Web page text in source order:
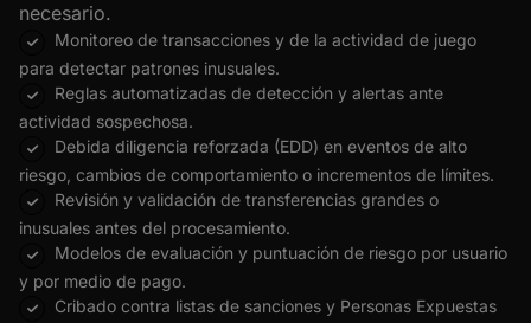
necesario.
Monitoreo de transacciones y de la actividad de juego
para detectar patrones inusuales.
Reglas automatizadas de detección y alertas ante
actividad sospechosa.
Debida diligencia reforzada (EDD) en eventos de alto
riesgo, cambios de comportamiento o incrementos de límites.
Revisión y validación de transferencias grandes o
inusuales antes del procesamiento.
Modelos de evaluación y puntuación de riesgo por usuario
y por medio de pago.
Cribado contra listas de sanciones y Personas Expuestas